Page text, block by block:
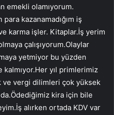
emekli olamıyorum.
kazanamadığım iş
karma işler. Kitaplar.İş yerim
çalışıyorum.Olaylar
yetmiyor bu yüzden
kalmıyor.Her yıl primlerimiz
ve vergi dilimleri çok yüksek
kira için bile
alırken ortada KDV var